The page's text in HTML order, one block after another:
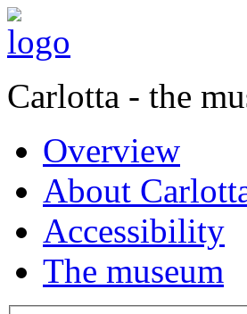
Carlotta - the
Overview
About
Accessibility
The museum